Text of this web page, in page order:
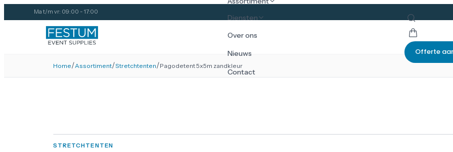
Ma t/m vr: 09:00 - 17:00
Diensten
Over ons
Nieuws
Contact
Offerte
Home/Assortiment/Stretchtenten/Pagodetent 5x5m zandkleur
STRETCHTENTEN